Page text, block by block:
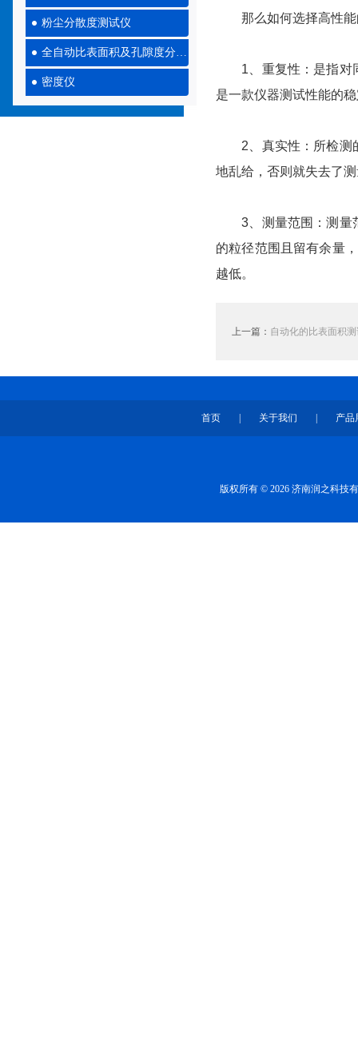
粉尘分散度测试仪
全自动比表面积及孔隙度分析仪
密度仪
那么如何选择高性能
1、重复性：是指对同
是一款仪器测试性能的
2、真实性：所检测的
地乱给，否则就失去了
3、测量范围：测量范
的粒径范围且留有余量
越低。
上一篇： 自动化的比表面积
首页 关于我们 产品
版权所有 © 2026 济南润之科技